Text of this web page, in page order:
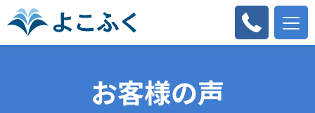
お客様の声